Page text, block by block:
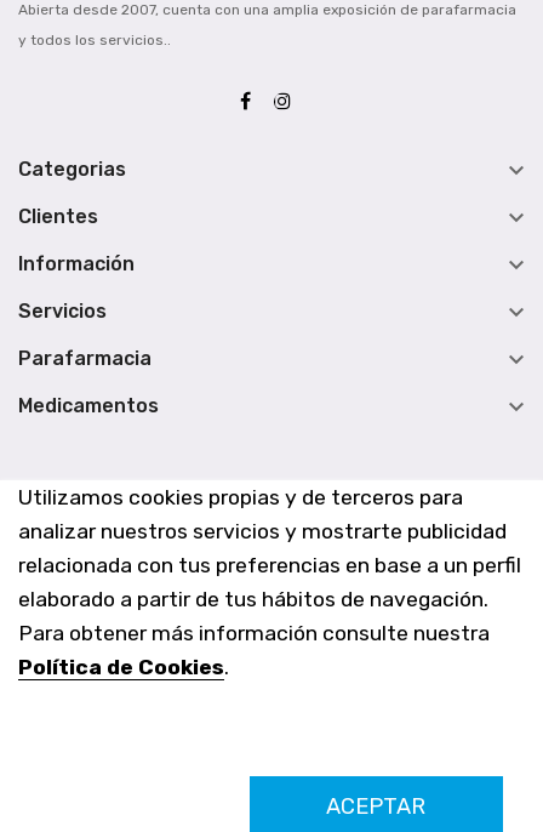
Utilizamos cookies propias y de terceros para
analizar nuestros servicios y mostrarte publicidad
relacionada con tus preferencias en base a un perfil
elaborado a partir de tus hábitos de navegación.
Para obtener más información consulte nuestra
Política de Cookies.
ACEPTAR
Abierta desde 2007, cuenta con una amplia exposición de parafarmacia
y todos los servicios..
Categorias 
Clientes 
Información 
Servicios 
Parafarmacia 
Medicamentos 
Farmacia Los Altos nº756
Ldo. Alfredo Aparicio Grau 22555408K